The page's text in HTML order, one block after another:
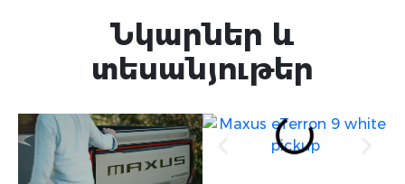
Նկարներ և
տեսանյութեր